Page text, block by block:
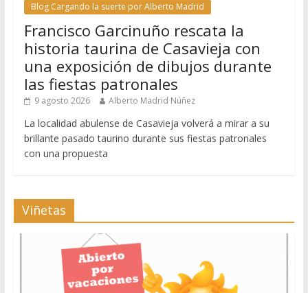
Blog Cargando la suerte por Alberto Madrid
Francisco Garcinuño rescata la
historia taurina de Casavieja con
una exposición de dibujos durante
las fiestas patronales
9 agosto 2026 Alberto Madrid Núñez
La localidad abulense de Casavieja volverá a mirar a su
brillante pasado taurino durante sus fiestas patronales
con una propuesta
Viñetas